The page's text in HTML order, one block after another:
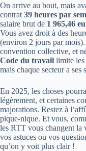
On arrive au bout, mais
contrat 39 heures par
salaire brut de 1 965,46
Vous avez droit à des
(environ 2 jours par
convention collective, et
Code du travail limite les
mais chaque secteur a ses
En 2025, les choses
légèrement, et certaines
majorations. Restez à
pique-nique. Et vous,
les RTT vous changent la
vos astuces ou vos
qu’on y voit plus clair !